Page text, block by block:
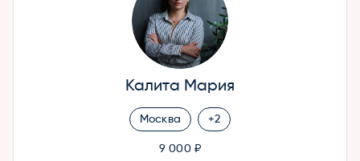
Калита Мария
Москва +2
9 000 ₽